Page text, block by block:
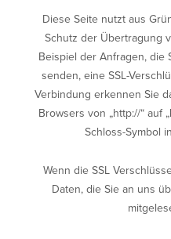
Diese Seite nutzt aus
Schutz der Übertragung
Beispiel der Anfragen, die
senden, eine SSL-
Verbindung erkennen Sie
Browsers von „http://“ auf
Schloss-Symbol
Wenn die SSL
Daten, die Sie an uns